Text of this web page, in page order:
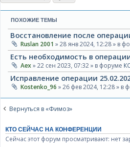
ПОХОЖИЕ ТЕМЫ
Восстановление после
Ruslan 2001 » 28 янв 2024, 12:28 » в
Есть необходимость в
Aex» 22 сен 2023, 07:32 » в форуме
Исправление операции
Kostenko_96 » 26 фев 2024, 12:28 » в
Вернуться в «Фимоз»
КТО СЕЙЧАС НА КОНФЕРЕНЦИИ
Сейчас этот форум просматривают: нет